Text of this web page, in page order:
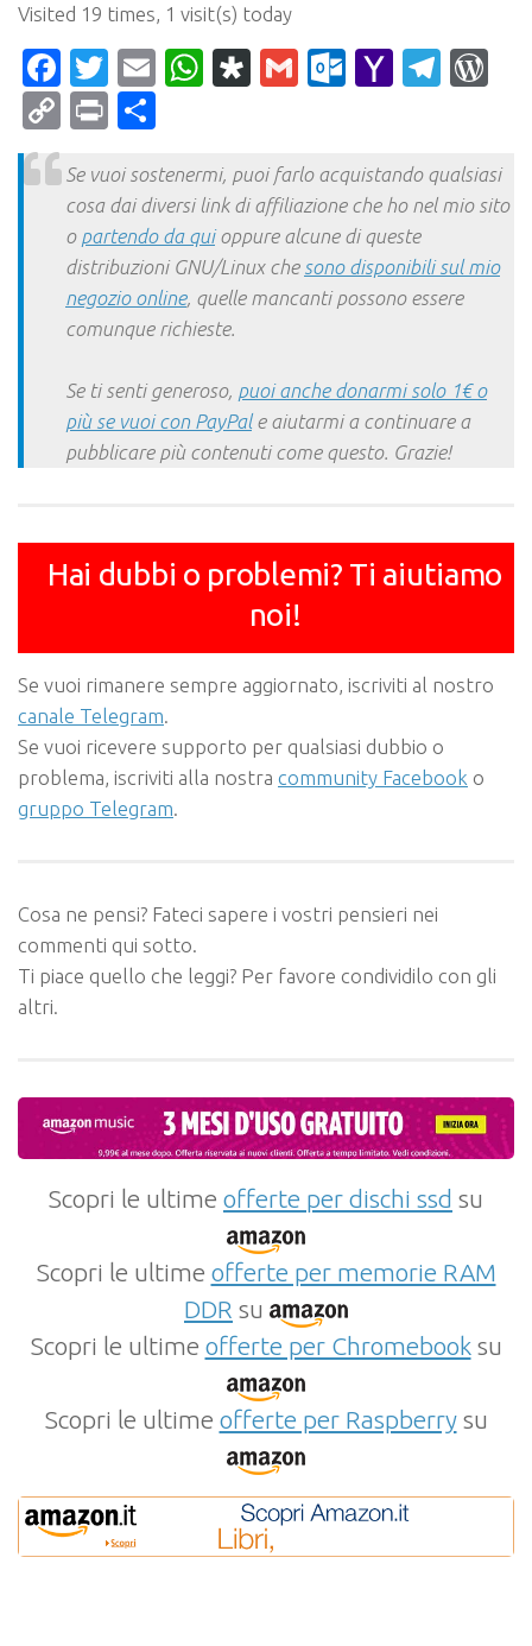
Visited 19 times, 1 visit(s) today
Facebook
Twitter
EmailWhatsApp
Diaspora
Gmail Yahoo
CopyPrint
Se vuoi sostenermi, puoi farlo acquistando qualsiasi
cosa dai diversi link di affiliazione che ho nel mio sito
o partendo da quioppure alcune di queste
distribuzioni GNU/Linux che sono disponibili sul mio
negozio online, quelle mancanti possono essere
comunque richieste.
Se ti senti generoso, puoi anche donarmi solo 1€ o
più se vuoi con PayPale aiutarmi a continuare a
pubblicare più contenuti come questo. Grazie!
Hai dubbi o problemi? Ti aiutiamo
noi!
Se vuoi rimanere sempre aggiornato, iscriviti al nostro
canale Telegram.
Se vuoi ricevere supporto per qualsiasi dubbio o
problema, iscriviti alla nostra community Facebook o
gruppo Telegram.
Cosa ne pensi? Fateci sapere i vostri pensieri nei
commenti qui sotto.
Ti piace quello che leggi? Per favore condividilo con gli
altri.
Scopri le ultime offerte per dischi ssd su
Scopri le ultime offerte per memorie RAM
DDR su
Scopri le ultime offerte per Chromebooksu
Scopri le ultime offerte per Raspberrysu